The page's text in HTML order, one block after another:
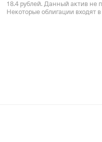
Некоторые облигации входят